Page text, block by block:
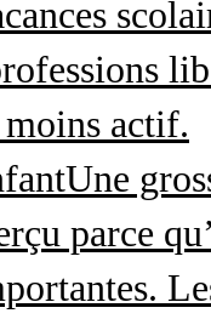
actif.
Une
parce